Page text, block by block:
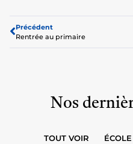
Précédent
Rentrée au primaire
Nos
TOUT VOIR ÉCOLE